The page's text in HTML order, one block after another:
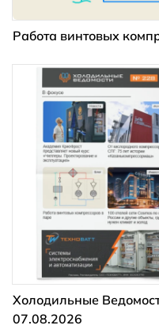
Работа винтовых
Холодильные
07.08.2026